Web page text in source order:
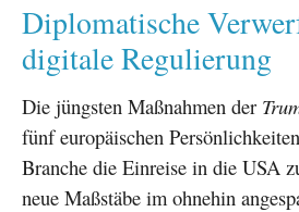
Diplomatische
digitale Regulierung
Die jüngsten Maßnahmen der
fünf europäischen
Branche die Einreise in die USA
neue Maßstäbe im ohnehin